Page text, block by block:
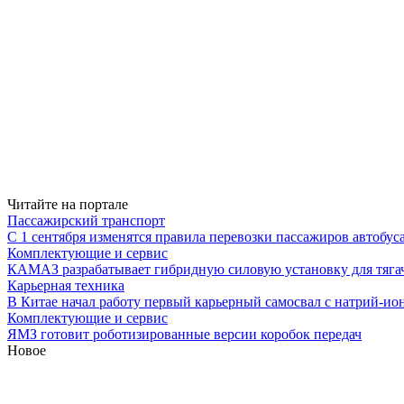
Читайте на портале
Пассажирский транспорт
С 1 сентября изменятся правила перевозки пассажиров
Комплектующие и сервис
КАМАЗ разрабатывает гибридную силовую установку для
Карьерная техника
В Китае начал работу первый карьерный самосвал с натрий-
Комплектующие и сервис
ЯМЗ готовит роботизированные версии коробок передач
Новое